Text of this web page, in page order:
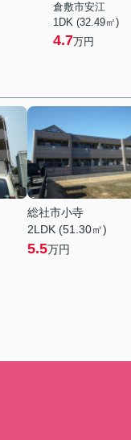
倉敷市安江
1DK (32.49㎡)
4.7万円
総社市小寺
2LDK (51.30㎡)
5.5万円